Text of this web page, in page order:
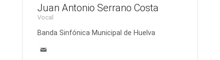
Juan Antonio Serrano Costa
Vocal
Banda Sinfónica Municipal de Huelva